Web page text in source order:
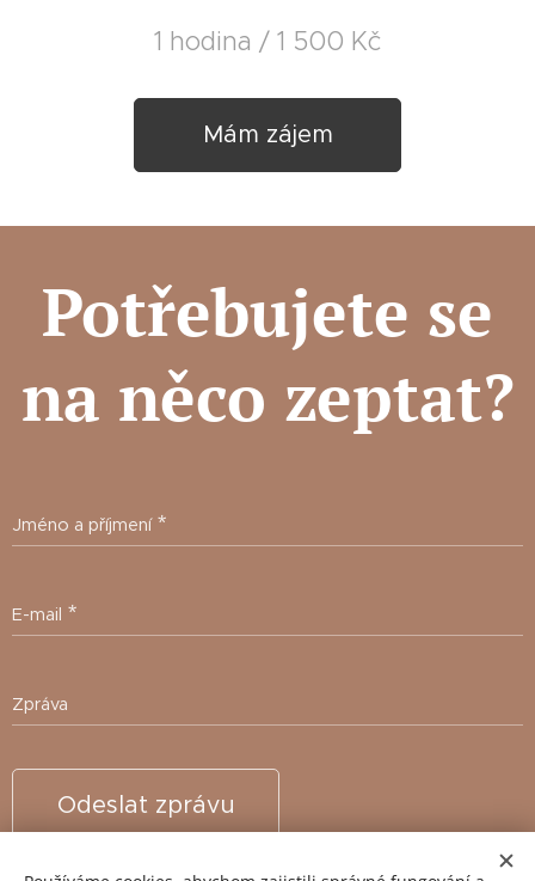
1 hodina / 1 500 Kč
Mám zájem
Potřebujete se
na něco zeptat?
Jméno a příjmení
E-mail
Zpráva
Odeslat zprávu